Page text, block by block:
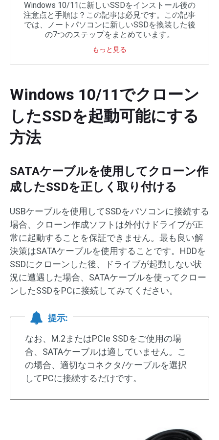
Windows 10/11に新しいSSDをインストール後の
注意点と手順は？この記事は必見です。この記事
では、ノートパソコンに新しいSSDを換装した後
の7つのステップをまとめています。
もっと見る
Windows 10/11でクローン
したSSDを起動可能にする
方法
SATAケーブルを使用してクローン作
成したSSDを正しく取り付ける
USBケーブルを使用してSSDをパソコンに接続する
場合、クローン作成ソフトは外付けドライブが正
常に起動することを保証できません。最も良い解
決策はSATAケーブルを使用することです。HDDを
SSDにクローンした後、ドライブが起動しない状
況に遭遇した場合、SATAケーブルを使ってクロー
ンしたSSDをPCに接続してみてください。
提示:
なお、M.2またはPCIe SSDをご使用の場
合、SATAケーブルは適していません。こ
の場合、適切なコネクタ/ケーブルを選択
してPCに接続するだけです。